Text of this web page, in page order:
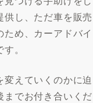
し、ただ車を販売
め、カーアドバイ
。
えていくのかに迫
までお付き合いくだ